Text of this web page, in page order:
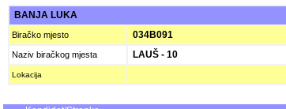
BANJA LUKA
Biračko mjesto 034B091
Naziv biračkog mjesta LAUŠ - 10
Lokacija